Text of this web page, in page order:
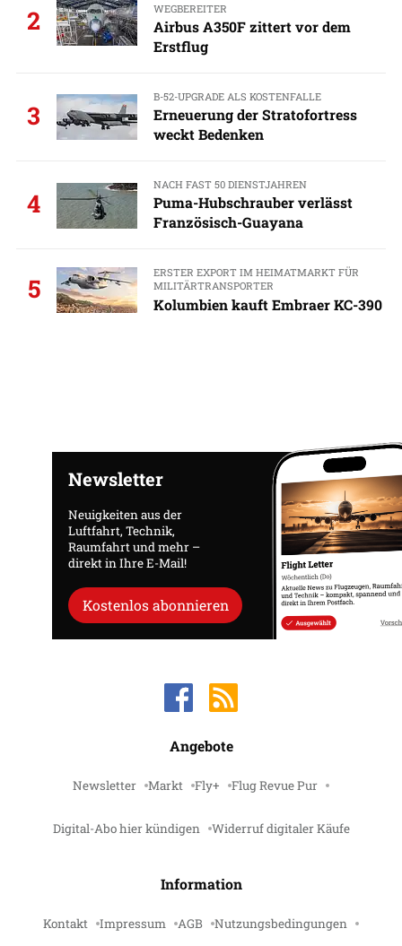
2
WEGBEREITER
Airbus A350F zittert vor dem
Erstflug
3
B-52-UPGRADE ALS KOSTENFALLE
Erneuerung der Stratofortress
weckt Bedenken
4
NACH FAST 50 DIENSTJAHREN
Puma-Hubschrauber verlässt
Französisch-Guayana
5
ERSTER EXPORT IM HEIMATMARKT FÜR
MILITÄRTRANSPORTER
Kolumbien kauft Embraer KC-390
Newsletter
Neuigkeiten aus der
Luftfahrt, Technik,
Raumfahrt und mehr –
direkt in Ihre E-Mail!
Kostenlos abonnieren
Angebote
Newsletter Markt Fly+ Flug Revue Pur
Digital-Abo hier kündigen Widerruf digitaler Käufe
Information
Kontakt Impressum AGB Nutzungsbedingungen